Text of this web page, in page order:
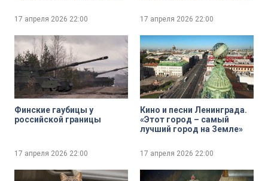
17 апреля 2026 22:00 17 апреля 2026 22:00
Финские гаубицы у
российской границы
17 апреля 2026 22:00
Кино и песни Ленинграда.
«Этот город – самый
лучший город на Земле»
17 апреля 2026 22:00